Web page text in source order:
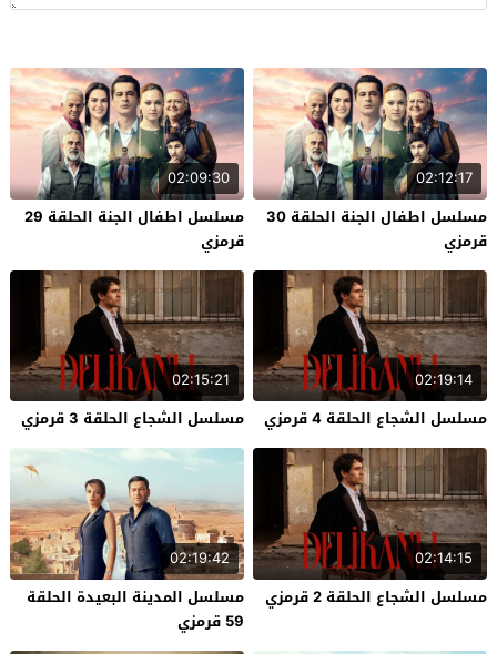
02:12:17
مسلسل اطفال الجنة الحلقة 30
قرمزي
02:09:30
مسلسل اطفال الجنة الحلقة 29
قرمزي
02:19:14
مسلسل الشجاع الحلقة 4 قرمزي
02:15:21
مسلسل الشجاع الحلقة 3 قرمزي
02:14:15
مسلسل الشجاع الحلقة 2 قرمزي
02:19:42
مسلسل المدينة البعيدة الحلقة
59 قرمزي